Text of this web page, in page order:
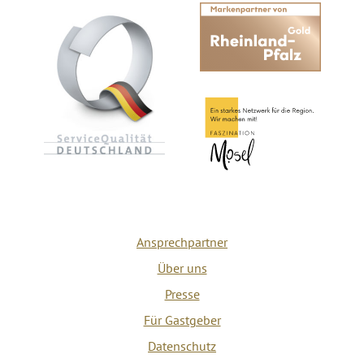
Ansprechpartner
Über uns
Presse
Für Gastgeber
Datenschutz